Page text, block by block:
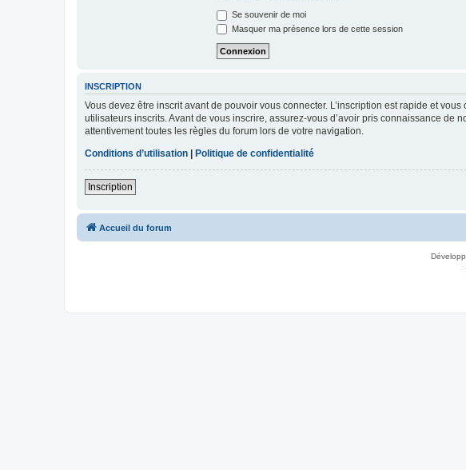
Se souvenir de moi
Masquer ma présence lors de cette session
INSCRIPTION
Vous devez être inscrit avant de pouvoir vous connecter. L’inscription est rapide et
utilisateurs inscrits. Avant de vous inscrire, assurez-vous d’avoir pris connaissance
attentivement toutes les règles du forum lors de votre navigation.
Conditions d’utilisation | Politique de confidentialité
Inscription
Accueil du forum